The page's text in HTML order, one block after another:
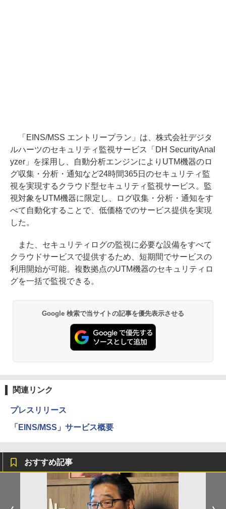
「EINS/MSS エントリープラン」は、株式会社デジタ
ルハーツのセキュリティ監視サービス「DH SecurityAnal
yzer」を採用し、自動分析エンジンによりUTM機器のロ
グ収集・分析・通知など24時間365日のセキュリティ監
視を実現するクラウド型セキュリティ監視サービス。監
視対象をUTM機器に限定し、ログ収集・分析・通知をす
べて自動化することで、低価格でのサービス提供を実現
した。
また、セキュリティログの監視に必要な設備をすべて
クラウドサービスで提供するため、短期間でサービスの
利用開始が可能。複数拠点のUTM機器のセキュリティロ
グを一括で監視できる。
Google 検索で当サイトの記事を優先表示させる
関連リンク
プレスリリース
「EINS/MSS」サービス概要
おすすめ記事